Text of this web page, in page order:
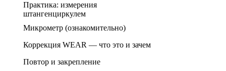
Практика: измерения
штангенциркулем
Микрометр (ознакомительно)
Коррекция WEAR — что это и зачем
Повтор и закрепление